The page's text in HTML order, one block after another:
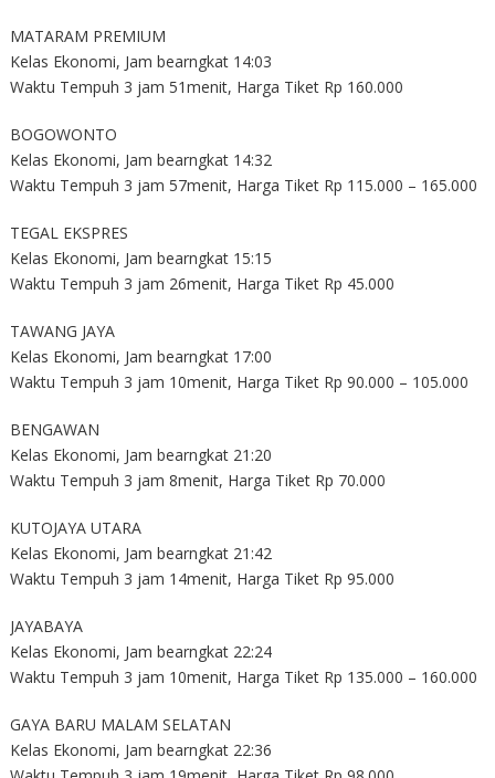
MATARAM PREMIUM
Kelas Ekonomi, Jam bearngkat 14:03
Waktu Tempuh 3 jam 51menit, Harga Tiket Rp 160.000
BOGOWONTO
Kelas Ekonomi, Jam bearngkat 14:32
Waktu Tempuh 3 jam 57menit, Harga Tiket Rp 115.000 – 165.000
TEGAL EKSPRES
Kelas Ekonomi, Jam bearngkat 15:15
Waktu Tempuh 3 jam 26menit, Harga Tiket Rp 45.000
TAWANG JAYA
Kelas Ekonomi, Jam bearngkat 17:00
Waktu Tempuh 3 jam 10menit, Harga Tiket Rp 90.000 – 105.000
BENGAWAN
Kelas Ekonomi, Jam bearngkat 21:20
Waktu Tempuh 3 jam 8menit, Harga Tiket Rp 70.000
KUTOJAYA UTARA
Kelas Ekonomi, Jam bearngkat 21:42
Waktu Tempuh 3 jam 14menit, Harga Tiket Rp 95.000
JAYABAYA
Kelas Ekonomi, Jam bearngkat 22:24
Waktu Tempuh 3 jam 10menit, Harga Tiket Rp 135.000 – 160.000
GAYA BARU MALAM SELATAN
Kelas Ekonomi, Jam bearngkat 22:36